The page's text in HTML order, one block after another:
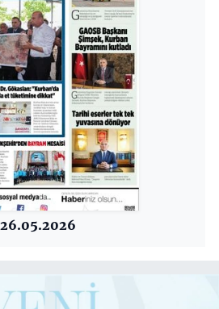
26.05.2026